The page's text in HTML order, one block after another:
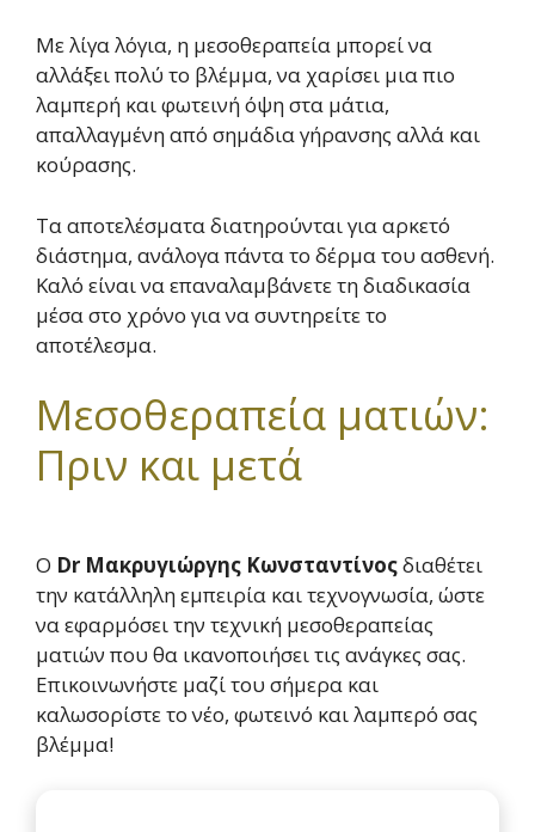
Με λίγα λόγια, η μεσοθεραπεία μπορεί να
αλλάξει πολύ το βλέμμα, να χαρίσει μια πιο
λαμπερή και φωτεινή όψη στα μάτια,
απαλλαγμένη από σημάδια γήρανσης αλλά και
κούρασης.
Τα αποτελέσματα διατηρούνται για αρκετό
διάστημα, ανάλογα πάντα το δέρμα του ασθενή.
Καλό είναι να επαναλαμβάνετε τη διαδικασία
μέσα στο χρόνο για να συντηρείτε το
αποτέλεσμα.
Μεσοθεραπεία ματιών:
Πριν και μετά
Ο Dr Μακρυγιώργης Κωνσταντίνοςδιαθέτει
την κατάλληλη εμπειρία και τεχνογνωσία, ώστε
να εφαρμόσει την τεχνική μεσοθεραπείας
ματιών που θα ικανοποιήσει τις ανάγκες σας.
Επικοινωνήστε μαζί του σήμερα και
καλωσορίστε το νέο, φωτεινό και λαμπερό σας
βλέμμα!